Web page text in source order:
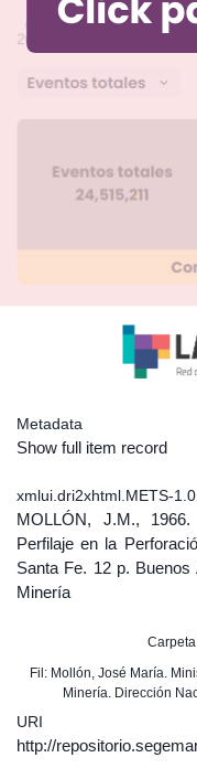
Metadata
Show full item record
xmlui.dri2xhtml.METS-
MOLLÓN, J.M.,
Perfilaje en la
Santa Fe. 12 p.
Minería
Fil: Mollón, José María.
Minería. Dirección
URI
http://